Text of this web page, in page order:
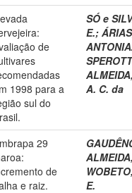
de
1998 para a
sul do
SÓ e
E.;
A. C. da
29
de
e raiz.
E.